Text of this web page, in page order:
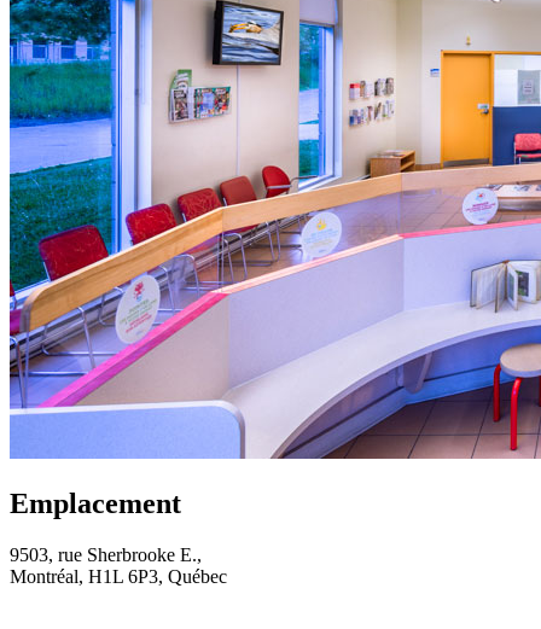
Emplacement
9503, rue Sherbrooke E.,
Montréal, H1L 6P3, Québec